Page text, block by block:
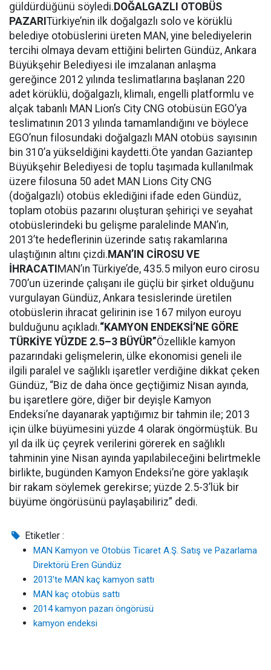
güldürdüğünü söyledi. DOĞALGAZLI OTOBÜS
PAZARI Türkiye’nin ilk doğalgazlı solo ve körüklü
belediye otobüslerini üreten MAN, yine belediyelerin
tercihi olmaya devam ettiğini belirten Gündüz, Ankara
Büyükşehir Belediyesi ile imzalanan anlaşma
gereğince 2012 yılında teslimatlarına başlanan 220
adet körüklü, doğalgazlı, klimalı, engelli platformlu ve
alçak tabanlı MAN Lion’s City CNG otobüsün EGO’ya
teslimatının 2013 yılında tamamlandığını ve böylece
EGO’nun filosundaki doğalgazlı MAN otobüs sayısının
bin 310’a yükseldiğini kaydetti.Öte yandan Gaziantep
Büyükşehir Belediyesi de toplu taşımada kullanılmak
üzere filosuna 50 adet MAN Lions City CNG
(doğalgazlı) otobüs eklediğini ifade eden Gündüz,
toplam otobüs pazarını oluşturan şehiriçi ve seyahat
otobüslerindeki bu gelişme paralelinde MAN’ın,
2013’te hedeflerinin üzerinde satış rakamlarına
ulaştığının altını çizdi. MAN’IN CİROSU VE
İHRACATI MAN’ın Türkiye’de, 435.5 milyon euro cirosu
700’un üzerinde çalışanı ile güçlü bir şirket olduğunu
vurgulayan Gündüz, Ankara tesislerinde üretilen
otobüslerin ihracat gelirinin ise 167 milyon euroyu
bulduğunu açıkladı.“KAMYON ENDEKSİ’NE GÖRE
TÜRKİYE YÜZDE 2.5–3 BÜYÜR”Özellikle kamyon
pazarındaki gelişmelerin, ülke ekonomisi geneli ile
ilgili paralel ve sağlıklı işaretler verdiğine dikkat çeken
Gündüz, “Biz de daha önce geçtiğimiz Nisan ayında‚
bu işaretlere göre, diğer bir deyişle Kamyon
Endeksi’ne dayanarak yaptığımız bir tahmin ile; 2013
için ülke büyümesini yüzde 4 olarak öngörmüştük. Bu
yıl da ilk üç çeyrek verilerini görerek en sağlıklı
tahminin yine Nisan ayında yapılabileceğini belirtmekle
birlikte, bugünden Kamyon Endeksi’ne göre yaklaşık
bir rakam söylemek gerekirse; yüzde 2.5-3’lük bir
büyüme öngörüsünü paylaşabiliriz” dedi.
Etiketler :
MAN Kamyon ve Otobüs Ticaret A.Ş. Satış ve Pazarlama
Direktörü Eren Gündüz
2013'te MAN kaç kamyon sattı
MAN kaç otobüs sattı
2014 kamyon pazarı öngörüsü
kamyon endeksi